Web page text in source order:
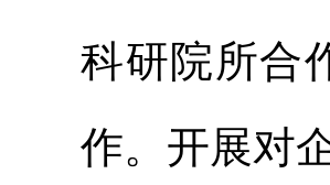
科研院所合
作。开展对